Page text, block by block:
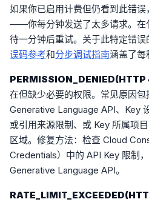
如果你已启用计费但仍看到此错
——你每分钟发送了太多请求。在
待一分钟后重试。关于此特定错
误码参考和分步调试指南涵盖了每
在但缺少必要的权限。常见原因
Generative Language API、Key
或引用来源限制、或 Key 所属项
区域。修复方法：检查 Cloud
Credentials）中的 API Key 限制
Generative Language API。